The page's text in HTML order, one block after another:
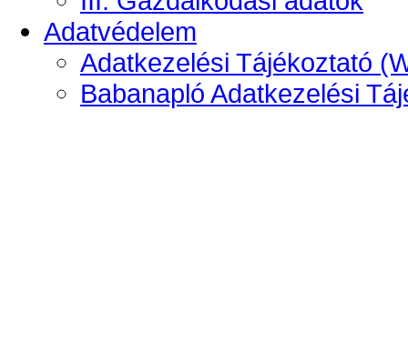
Adatvédelem
Adatkezelési Tájékoztató
Babanapló Adatkezelési